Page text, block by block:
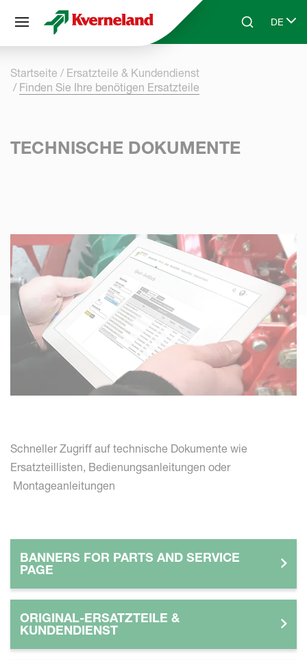
Skip to main contentSearchDE
Select
Startseite
Ersatzteile & Kundendienst
Finden Sie Ihre benötigen Ersatzteile
TECHNISCHE DOKUMENTE
Schneller Zugriff auf technische Dokumente wie
Ersatzteillisten, Bedienungsanleitungen oder
Montageanleitungen
BANNERS FOR PARTS AND SERVICE
PAGE
ORIGINAL-ERSATZTEILE &
KUNDENDIENST
Cookie-Einstellungen